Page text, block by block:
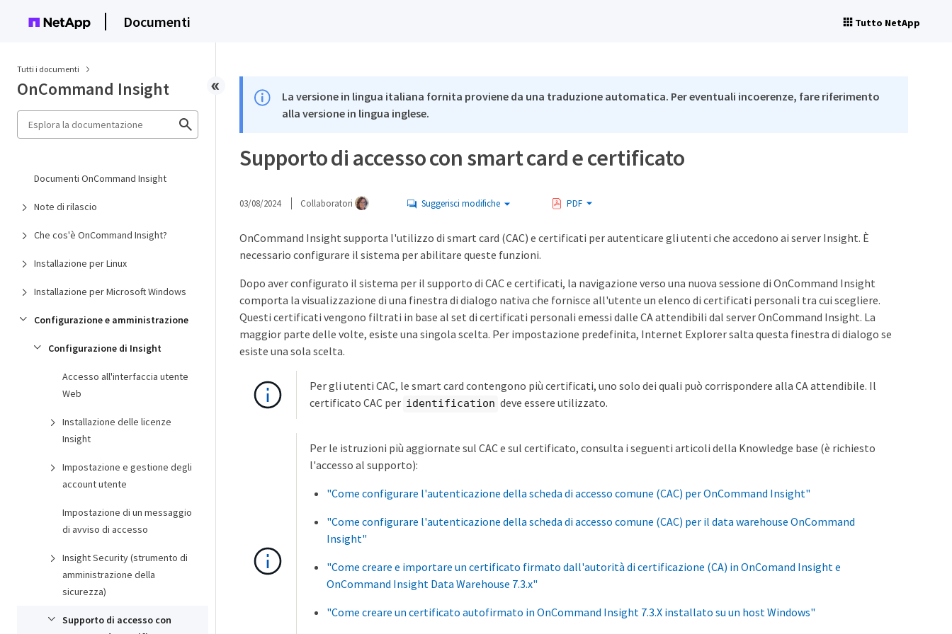
Documenti Tutto NetApp
Tutti i documenti
OnCommand Insight
Documenti OnCommand Insight
Note di rilascio
Che cos'è OnCommand Insight?
Installazione per Linux
Installazione per Microsoft Windows
Configurazione e amministrazione
Configurazione di Insight
Accesso all'interfaccia utente
Web
Installazione delle licenze
Insight
Impostazione e gestione degli
account utente
Impostazione di un messaggio
di avviso di accesso
Insight Security (strumento di
amministrazione della
sicurezza)
Supporto di accesso con
La versione in lingua italiana fornita proviene da una traduzione automatica. Per eventuali incoerenze, fare riferimento
alla versione in lingua inglese.
Supporto di accesso con smart card e certificato
03/08/2024 Collaboratori Suggerisci modifiche PDF
OnCommand Insight supporta l'utilizzo di smart card (CAC) e certificati per autenticare gli utenti che accedono ai server Insight. È
necessario configurare il sistema per abilitare queste funzioni.
Dopo aver configurato il sistema per il supporto di CAC e certificati, la navigazione verso una nuova sessione di OnCommand Insight
comporta la visualizzazione di una finestra di dialogo nativa che fornisce all'utente un elenco di certificati personali tra cui scegliere.
Questi certificati vengono filtrati in base al set di certificati personali emessi dalle CA attendibili dal server OnCommand Insight. La
maggior parte delle volte, esiste una singola scelta. Per impostazione predefinita, Internet Explorer salta questa finestra di dialogo se
esiste una sola scelta.
Per gli utenti CAC, le smart card contengono più certificati, uno solo dei quali può corrispondere alla CA attendibile. Il
certificato CAC per identification deve essere utilizzato.
Per le istruzioni più aggiornate sul CAC e sul certificato, consulta i seguenti articoli della Knowledge base (è richiesto
l'accesso al supporto):
"Come configurare l'autenticazione della scheda di accesso comune (CAC) per OnCommand Insight"
"Come configurare l'autenticazione della scheda di accesso comune (CAC) per il data warehouse OnCommand
Insight"
"Come creare e importare un certificato firmato dall'autorità di certificazione (CA) in OnComand Insight e
OnCommand Insight Data Warehouse 7.3.x"
"Come creare un certificato autofirmato in OnCommand Insight 7.3.X installato su un host Windows"